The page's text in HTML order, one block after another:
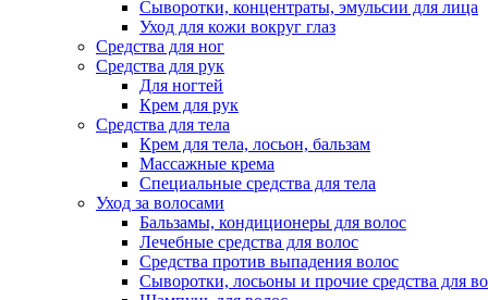
Сыворотки, концентраты, эмульсии для лица
Уход для кожи вокруг глаз
Средства для ног
Средства для рук
Для ногтей
Крем для рук
Средства для тела
Крем для тела, лосьон, бальзам
Массажные крема
Специальные средства для тела
Уход за волосами
Бальзамы, кондиционеры для волос
Лечебные средства для волос
Средства против выпадения волос
Сыворотки, лосьоны и прочие средства для